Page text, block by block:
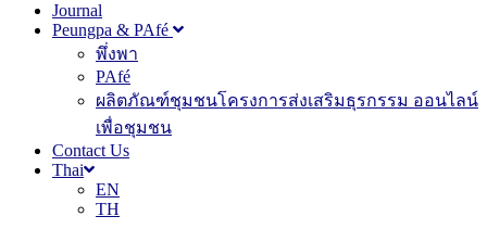
Journal
Peungpa & PAfé
พึ่งพา
PAfé
ผลิตภัณฑ์ชุมชนโครงการส่งเสริมธุรกรรม ออนไลน์
เพื่อชุมชน
Contact Us
Thai
EN
TH